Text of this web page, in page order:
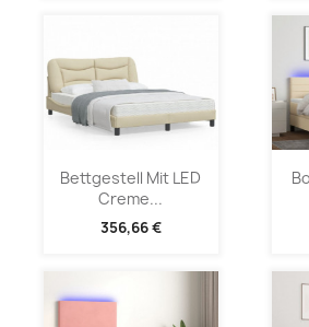
Bettgestell Mit LED
Creme...
356,66 €